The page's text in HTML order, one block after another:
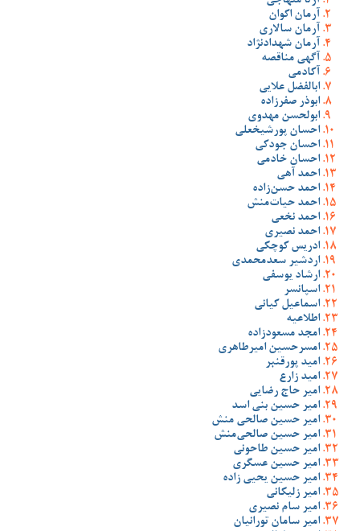
آرمان اکوان
آرمان سالاری
آرمان شهدادنژاد
آگهی مناقصه
آکادمی
ابالفضل علایی
ابوذر صفرزاده
ابولحسن مهدوی
احسان پورشیخعلی
احسان جودکی
احسان خادمی
احمد آهی
احمد حسن‌زاده
احمد حیات‌منش
احمد نخعی
احمد نصیری
ادریس کوچکی
اردشیر سعدمحمدی
ارشاد یوسفی
اسپانسر
اسماعیل کیانی
اطلاعیه
امجد مسعودزاده
امسرحسین امیرطاهری
امید پورقنبر
امید زارع
امیر حاج رضایی
امیر حسین بنی اسد
امیر حسین صالحی منش
امیر حسین صالحی‌منش
امیر حسین طاحونی
امیر حسین عسگری
امیر حسین یحیی زاده
امیر زلیکانی
امیر سام نصیری
امیر سامان تورانیان